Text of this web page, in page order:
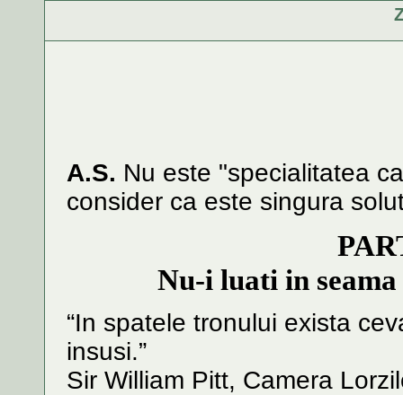
A.S. Nu este "specialitatea
consider ca este singura
Nu-i luati in
“In spatele tronului exista
insusi.”
Sir William Pitt, Camera